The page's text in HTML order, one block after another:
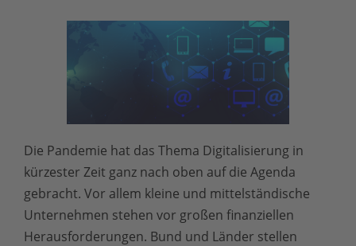
Die Pandemie hat das Thema Digitalisierung in
kürzester Zeit ganz nach oben auf die Agenda
gebracht. Vor allem kleine und mittelständische
Unternehmen stehen vor großen finanziellen
Herausforderungen. Bund und Länder stellen